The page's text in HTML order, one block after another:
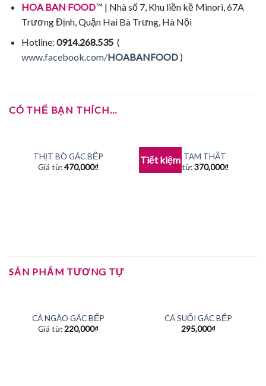
HOA BAN FOOD™ | Nhà số 7, Khu liền kề Minori, 67A
Trương Định, Quận Hai Bà Trưng, Hà Nội
Hotline: 0914.268.535 (
www.facebook.com/HOABANFOOD)
CÓ THỂ BẠN THÍCH…
THỊT BÒ GÁC BẾP
Giá từ:470,000₫
Tiết kiệmNỤ TAM THẤT
Giá từ:370,000₫
SẢN PHẨM TƯƠNG TỰ
HẾT HÀNG
CÁ NGÃO GÁC BẾP
Giá từ: 220,000₫
HẾT HÀNG
CÁ SUỐI GÁC BẾP
295,000₫